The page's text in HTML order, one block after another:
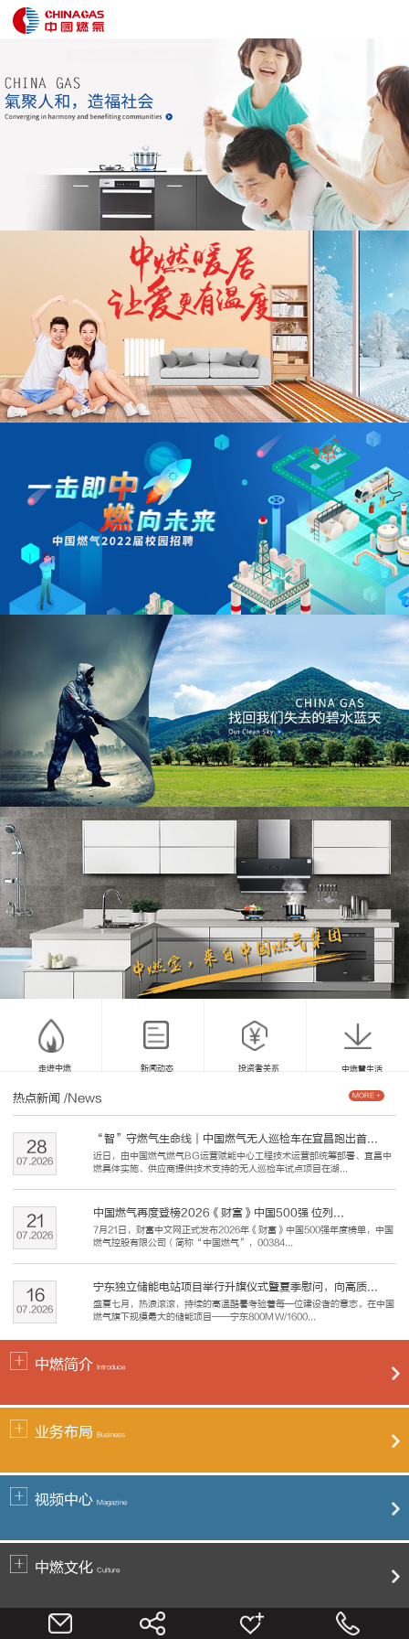
走进中燃 新闻动态 投资者关系 中燃慧生活
热点新闻 /News
“智”守燃气生命线｜中国燃气无人巡检车在宜昌跑出首...
近日，由中国燃气燃气BG运营赋能中心工程技术运营部统筹部署、宜昌中
燃具体实施、供应商提供技术支持的无人巡检车试点项目在湖...
07.2026
28
中国燃气再度登榜2026《财富》中国500强 位列...
7月21日，财富中文网正式发布2026年《财富》中国500强年度榜单，中国
燃气控股有限公司（简称“中国燃气”，00384...
07.2026
21
宁东独立储能电站项目举行升旗仪式暨夏季慰问，向高质...
盛夏七月，热浪滚滚，持续的高温酷暑考验着每一位建设者的意志。在中国
燃气旗下规模最大的储能项目——宁东800MW/1600...
07.2026
16
MORE +
中燃简介 Introduce
业务布局 Business
视频中心 Magazine
中燃文化 Culture